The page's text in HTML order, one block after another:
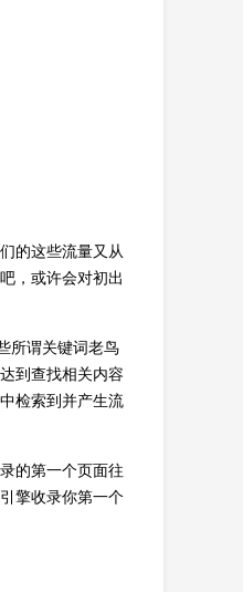
的这些流量又从
，或许会对初出
所谓关键词老鸟
到查找相关内容
检索到并产生流
的第一个页面往
擎收录你第一个